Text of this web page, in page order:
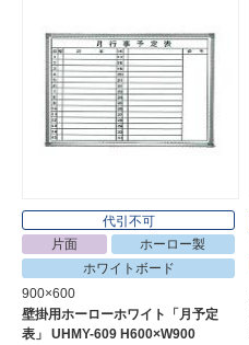
代引不可
片面
ホーロー製
ホワイトボード
900×600
壁掛用ホーローホワイト「月予定
表」 UHMY-609 H600×W900